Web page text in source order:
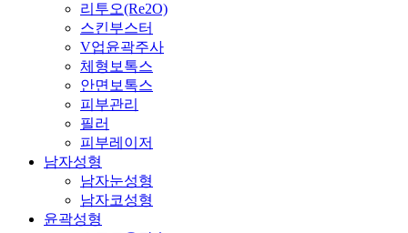
리투오(Re2O)
스킨부스터
V업윤곽주사
체형보톡스
안면보톡스
피부관리
필러
피부레이저
남자성형
남자눈성형
남자코성형
윤곽성형